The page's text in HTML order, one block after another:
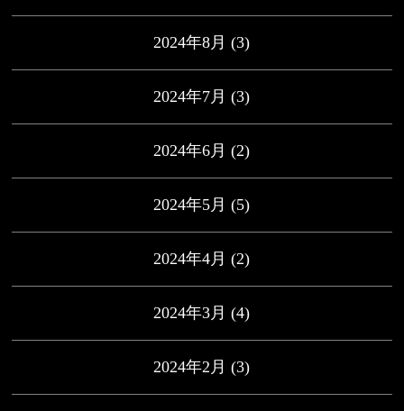
2024年8月 (3)
2024年7月 (3)
2024年6月 (2)
2024年5月 (5)
2024年4月 (2)
2024年3月 (4)
2024年2月 (3)